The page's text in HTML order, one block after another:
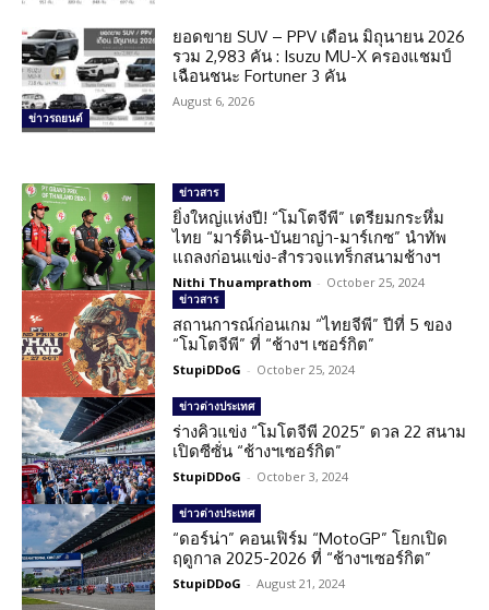
ข่าวรถยนต์
ยอดขาย SUV – PPV เดือน มิถุนายน 2026
รวม 2,983 คัน : Isuzu MU-X ครองแชมป์
เฉือนชนะ Fortuner 3 คัน
August 6, 2026
ข่าวสาร
ยิ่งใหญ่แห่งปี! “โมโตจีพี” เตรียมกระหึ่ม
ไทย “มาร์ติน-บันยาญ่า-มาร์เกซ” นำทัพ
แถลงก่อนแข่ง-สำรวจแทร็กสนามช้างฯ
Nithi Thuamprathom - October 25, 2024
ข่าวสาร
สถานการณ์ก่อนเกม “ไทยจีพี” ปีที่ 5 ของ
“โมโตจีพี” ที่ “ช้างฯ เซอร์กิต”
StupiDDoG - October 25, 2024
ข่าวต่างประเทศ
ร่างคิวแข่ง “โมโตจีพี 2025” ดวล 22 สนาม
เปิดซีซั่น “ช้างฯเซอร์กิต”
StupiDDoG - October 3, 2024
ข่าวต่างประเทศ
“ดอร์น่า” คอนเฟิร์ม “MotoGP” โยกเปิด
ฤดูกาล 2025-2026 ที่ “ช้างฯเซอร์กิต”
StupiDDoG - August 21, 2024